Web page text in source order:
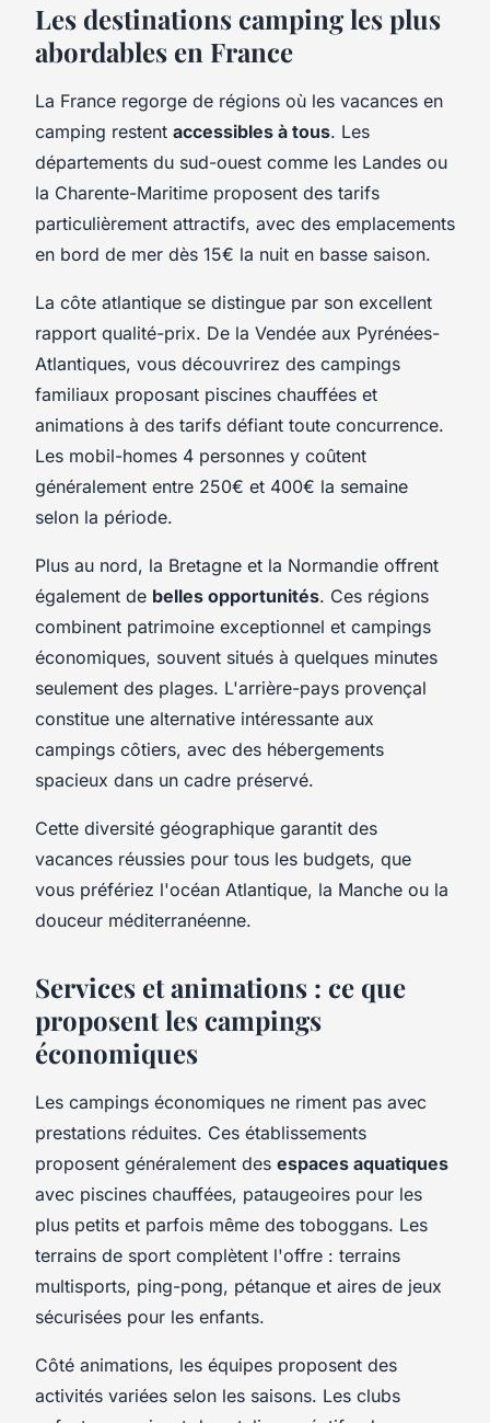
Les destinations camping les plus
abordables en France
La France regorge de régions où les vacances en
camping restent accessibles à tous. Les
départements du sud-ouest comme les Landes ou
la Charente-Maritime proposent des tarifs
particulièrement attractifs, avec des emplacements
en bord de mer dès 15€ la nuit en basse saison.
La côte atlantique se distingue par son excellent
rapport qualité-prix. De la Vendée aux Pyrénées-
Atlantiques, vous découvrirez des campings
familiaux proposant piscines chauffées et
animations à des tarifs défiant toute concurrence.
Les mobil-homes 4 personnes y coûtent
généralement entre 250€ et 400€ la semaine
selon la période.
Plus au nord, la Bretagne et la Normandie offrent
également de belles opportunités. Ces régions
combinent patrimoine exceptionnel et campings
économiques, souvent situés à quelques minutes
seulement des plages. L'arrière-pays provençal
constitue une alternative intéressante aux
campings côtiers, avec des hébergements
spacieux dans un cadre préservé.
Cette diversité géographique garantit des
vacances réussies pour tous les budgets, que
vous préfériez l'océan Atlantique, la Manche ou la
douceur méditerranéenne.
Services et animations : ce que
proposent les campings
économiques
Les campings économiques ne riment pas avec
prestations réduites. Ces établissements
proposent généralement des espaces aquatiques
avec piscines chauffées, pataugeoires pour les
plus petits et parfois même des toboggans. Les
terrains de sport complètent l'offre : terrains
multisports, ping-pong, pétanque et aires de jeux
sécurisées pour les enfants.
Côté animations, les équipes proposent des
activités variées selon les saisons. Les clubs